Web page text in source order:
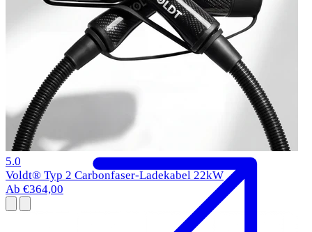
BMW i5 Ladekabel
Typ 211 kW
5.0 1 Bewertungen
Voldt® Typ 2 Carbonfaser-Ladekabel 22kW
Ab €364,00